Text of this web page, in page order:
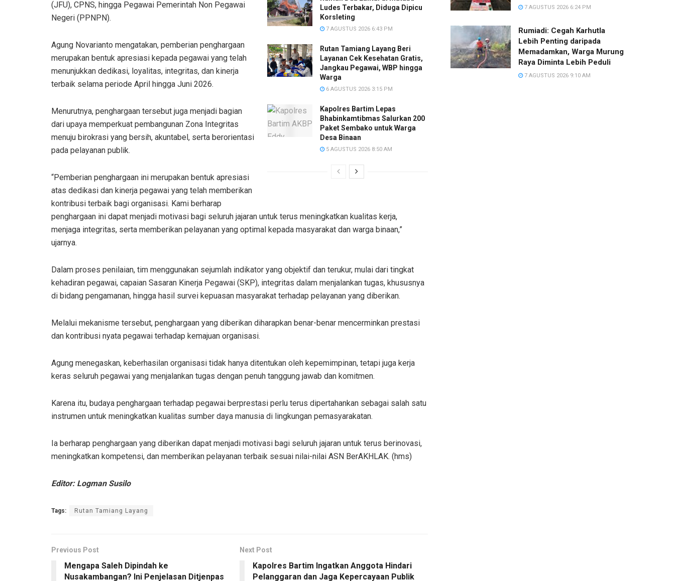
Ludes Terbakar, Diduga Dipicu
Korsleting
7 AGUSTUS 2026 6:43 PM
Rutan Tamiang Layang Beri
Layanan Cek Kesehatan Gratis,
Jangkau Pegawai, WBP hingga
Warga
6 AGUSTUS 2026 3:15 PM
Kapolres Bartim Lepas
Bhabinkamtibmas Salurkan 200
Paket Sembako untuk Warga
Desa Binaan
5 AGUSTUS 2026 8:50 AM
(JFU), CPNS, hingga Pegawai Pemerintah Non Pegawai
Negeri (PPNPN).
Agung Novarianto mengatakan, pemberian penghargaan
merupakan bentuk apresiasi kepada pegawai yang telah
menunjukkan dedikasi, loyalitas, integritas, dan kinerja
terbaik selama periode April hingga Juni 2026.
Menurutnya, penghargaan tersebut juga menjadi bagian
dari upaya memperkuat pembangunan Zona Integritas
menuju birokrasi yang bersih, akuntabel, serta berorientasi
pada pelayanan publik.
“Pemberian penghargaan ini merupakan bentuk apresiasi
atas dedikasi dan kinerja pegawai yang telah memberikan
kontribusi terbaik bagi organisasi. Kami berharap
penghargaan ini dapat menjadi motivasi bagi seluruh jajaran untuk terus meningkatkan kualitas kerja,
menjaga integritas, serta memberikan pelayanan yang optimal kepada masyarakat dan warga binaan,”
ujarnya.
Dalam proses penilaian, tim menggunakan sejumlah indikator yang objektif dan terukur, mulai dari tingkat
kehadiran pegawai, capaian Sasaran Kinerja Pegawai (SKP), integritas dalam menjalankan tugas, khususnya
di bidang pengamanan, hingga hasil survei kepuasan masyarakat terhadap pelayanan yang diberikan.
Melalui mekanisme tersebut, penghargaan yang diberikan diharapkan benar-benar mencerminkan prestasi
dan kontribusi nyata pegawai terhadap kemajuan organisasi.
Agung menegaskan, keberhasilan organisasi tidak hanya ditentukan oleh kepemimpinan, tetapi juga kerja
keras seluruh pegawai yang menjalankan tugas dengan penuh tanggung jawab dan komitmen.
Karena itu, budaya penghargaan terhadap pegawai berprestasi perlu terus dipertahankan sebagai salah satu
instrumen untuk meningkatkan kualitas sumber daya manusia di lingkungan pemasyarakatan.
Ia berharap penghargaan yang diberikan dapat menjadi motivasi bagi seluruh jajaran untuk terus berinovasi,
meningkatkan kompetensi, dan memberikan pelayanan terbaik sesuai nilai-nilai ASN BerAKHLAK. (hms)
Editor: Logman Susilo
Tags: Rutan Tamiang Layang
Previous Post
Mengapa Saleh Dipindah ke
Nusakambangan? Ini Penjelasan Ditjenpas
Next Post
Kapolres Bartim Ingatkan Anggota Hindari
Pelanggaran dan Jaga Kepercayaan Publik
7 AGUSTUS 2026 6:24 PM
Rumiadi: Cegah Karhutla
Lebih Penting daripada
Memadamkan, Warga Murung
Raya Diminta Lebih Peduli
7 AGUSTUS 2026 9:10 AM